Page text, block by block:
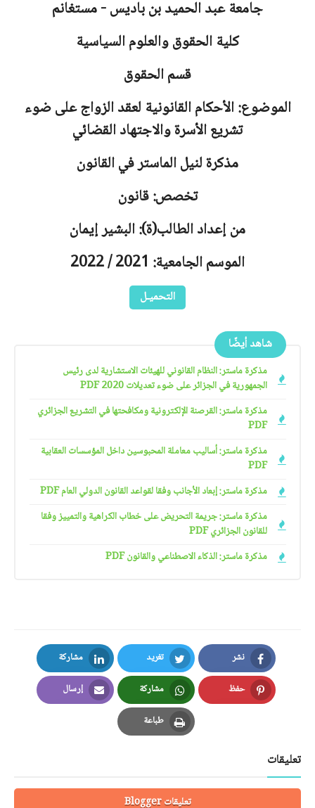
جامعةعبد الحميد بن باديس - مستغانم
كلية الحقوق والعلوم السياسية
قسم الحقوق
الموضوع: الأحكام القانونية لعقد الزواج على ضوء
تشريع الأسرة والاجتهاد القضائي
مذكرة لنيل الماستر في القانون
تخصص: قانون
من إعداد الطالب(ة): البشير إيمان
الموسم الجامعية: 2021 / 2022
التحميـل
شاهد أيضًا
مذكرة ماستر: النظام القانوني للهيئات الاستشارية لدى رئيس
الجمهورية في الجزائر على ضوء تعديلات 2020 PDF
مذكرة ماستر: القرصنة الإلكترونية ومكافحتها في التشريع الجزائري
PDF
مذكرة ماستر: أساليب معاملة المحبوسين داخل المؤسسات العقابية
PDF
مذكرة ماستر: إبعاد الأجانب وفقا لقواعد القانون الدولي العام PDF
مذكرة ماستر: جريمة التحريض على خطاب الكراهية والتمييز وفقا
للقانون الجزائري PDF
مذكرة ماستر: الذكاء الاصطناعي والقانون PDF
نشر
Facebook
تغريد
Twitter
مشاركة
LinkedIn
حفظ
Pinterest
مشاركة
Whatsapp
إرسال
Email
طباعة
Print
تعليقات
تعليقات Blogger